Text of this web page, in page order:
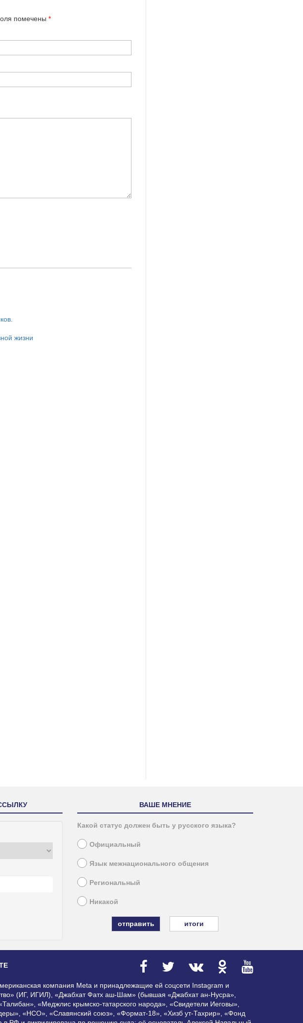
помечены *
жизни
ВАШЕ МНЕНИЕ
Какой статус должен быть у русского языка?
Официальный
Язык межнационального общения
Региональный
Никакой
итоги
компания Meta и принадлежащие ей соцсети Instagram и
(ИГ, ИГИЛ), «Джабхат Фатх аш-Шам» (бывшая «Джабхат ан-Нусра»,
«Меджлис крымско-татарского народа», «Свидетели Иеговы»,
«НСО», «Славянский союз», «Формат-18», «Хизб ут-Тахрир», «Фонд